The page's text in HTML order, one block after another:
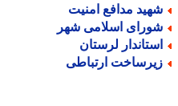
مدافع امنیت
اسلامی شهر
لرستان
ارتباطی